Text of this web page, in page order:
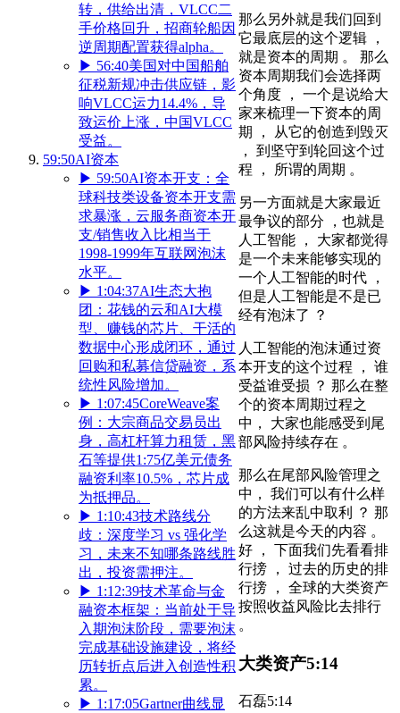
转，供给出清，VLCC二
手价格回升，招商轮船因
逆周期配置获得alpha。
▶ 56:40美国对中国船舶
征税新规冲击供应链，影
响VLCC运力14.4%，导
致运价上涨，中国VLCC
受益。
59:50AI资本
▶ 59:50AI资本开支：全
球科技类设备资本开支需
求暴涨，云服务商资本开
支/销售收入比相当于
1998-1999年互联网泡沫
水平。
▶ 1:04:37AI生态大抱
团：花钱的云和AI大模
型、赚钱的芯片、干活的
数据中心形成闭环，通过
回购和私募信贷融资，系
统性风险增加。
▶ 1:07:45CoreWeave案
例：大宗商品交易员出
身，高杠杆算力租赁，黑
石等提供1:75亿美元债务
融资利率10.5%，芯片成
为抵押品。
▶ 1:10:43技术路线分
歧：深度学习 vs 强化学
习，未来不知哪条路线胜
出，投资需押注。
▶ 1:12:39技术革命与金
融资本框架：当前处于导
入期泡沫阶段，需要泡沫
完成基础设施建设，将经
历转折点后进入创造性积
累。
▶ 1:17:05Gartner曲线显
那么另外就是我们回到
它最底层的这个逻辑 ，
就是资本的周期 。 那么
资本周期我们会选择两
个角度 ， 一个是说给大
家来梳理一下资本的周
期 ， 从它的创造到毁灭
， 到坚守到轮回这个过
程 ， 所谓的周期 。
另一方面就是大家最近
最争议的部分 ，也就是
人工智能 ， 大家都觉得
是一个未来能够实现的
一个人工智能的时代 ，
但是人工智能是不是已
经有泡沫了 ？
人工智能的泡沫通过资
本开支的这个过程 ， 谁
受益谁受损 ？ 那么在整
个的资本周期过程之
中， 大家也能感受到尾
部风险持续存在 。
那么在尾部风险管理之
中， 我们可以有什么样
的方法来乱中取利 ？ 那
么这就是今天的内容 。
好 ， 下面我们先看看排
行搒 ， 过去的历史的排
行搒 ， 全球的大类资产
按照收益风险比去排行
。
大类资产5:14
石磊5:14